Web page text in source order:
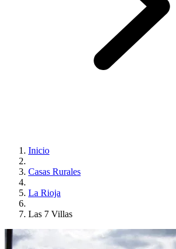
Inicio
Casas Rurales
La Rioja
Las 7 Villas